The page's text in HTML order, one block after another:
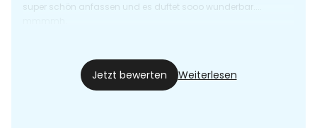
super schön anfassen und es duftet sooo wunderbar....
Jetzt bewerten Weiterlesen